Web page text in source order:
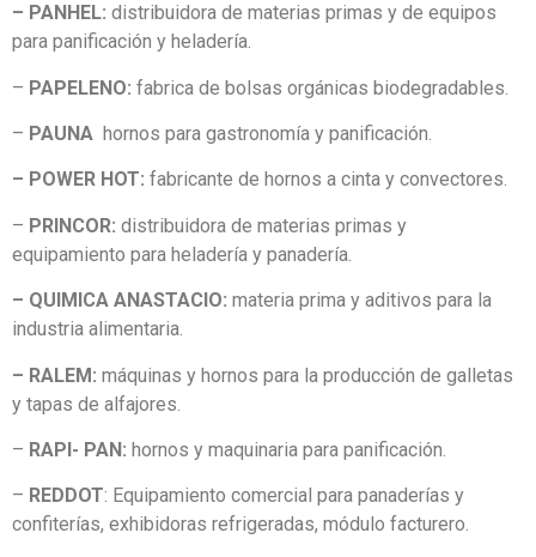
– PANHEL: distribuidora de materias primas y de equipos
para panificación y heladería.
– PAPELENO: fabrica de bolsas orgánicas biodegradables.
– PAUNA hornos para gastronomía y panificación.
– POWER HOT: fabricante de hornos a cinta y convectores.
– PRINCOR: distribuidora de materias primas y
equipamiento para heladería y panadería.
– QUIMICA ANASTACIO: materia prima y aditivos para la
industria alimentaria.
– RALEM: máquinas y hornos para la producción de galletas
y tapas de alfajores.
– RAPI- PAN: hornos y maquinaria para panificación.
– REDDOT: Equipamiento comercial para panaderías y
confiterías, exhibidoras refrigeradas, módulo facturero.